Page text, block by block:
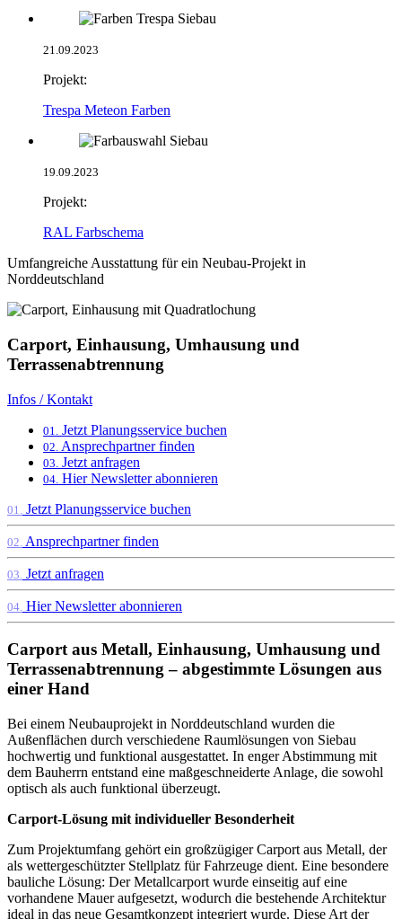
21.09.2023
Projekt:
Trespa Meteon Farben
19.09.2023
Projekt:
RAL Farbschema
Umfangreiche Ausstattung für ein Neubau-Projekt in
Norddeutschland
Carport, Einhausung, Umhausung und
Terrassenabtrennung
Infos / Kontakt
01. Jetzt Planungsservice buchen
02. Ansprechpartner finden
03. Jetzt anfragen
04. Hier Newsletter abonnieren
01. Jetzt Planungsservice buchen
02. Ansprechpartner finden
03. Jetzt anfragen
04. Hier Newsletter abonnieren
Carport aus Metall, Einhausung, Umhausung und
Terrassenabtrennung – abgestimmte Lösungen aus
einer Hand
Bei einem Neubauprojekt in Norddeutschland wurden die
Außenflächen durch verschiedene Raumlösungen von Siebau
hochwertig und funktional ausgestattet. In enger Abstimmung mit
dem Bauherrn entstand eine maßgeschneiderte Anlage, die sowohl
optisch als auch funktional überzeugt.
Carport-Lösung mit individueller Besonderheit
Zum Projektumfang gehört ein großzügiger Carport aus Metall, der
als wettergeschützter Stellplatz für Fahrzeuge dient. Eine besondere
bauliche Lösung: Der Metallcarport wurde einseitig auf eine
vorhandene Mauer aufgesetzt, wodurch die bestehende Architektur
ideal in das neue Gesamtkonzept integriert wurde. Diese Art der